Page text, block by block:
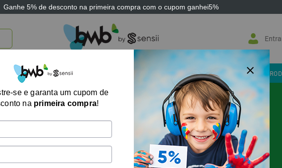
Ganhe 5% de desconto na primeira compra com o cupom ganhei5%
BRINQUEDOS E JOGOS ARK THERAPEUTIC SENSII TECNOLOGIA ASSISTIVA
Novidades!
produtos e brinquedos novos para todos os públicos!
se e garanta um cupom de
na primeira compra!